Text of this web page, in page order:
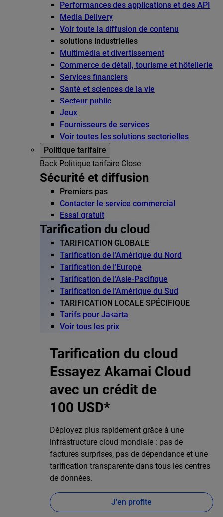
Performances des applications et des API
Media Delivery
Voir toute la diffusion de contenu
solutions industrielles
Multimédia et divertissement
Commerce de détail, tourisme et hôtellerie
Services financiers
Santé et sciences de la vie
Secteur public
Jeux
Fournisseurs de services
Voir toutes les solutions sectorielles
Politique tarifaire
Back Politique tarifaire Close
Sécurité et diffusion
Premiers pas
Contacter le service commercial
Essai gratuit
Tarification du cloud
TARIFICATION GLOBALE
Tarification de l’Amérique du Nord
Tarification de l’Europe
Tarification de l’Asie-Pacifique
Tarification de l’Amérique du Sud
TARIFICATION LOCALE SPÉCIFIQUE
Tarifs pour Jakarta
Voir tous les prix
Tarification du cloud
Essayez Akamai Cloud
avec un crédit de
100 USD*
Déployez plus rapidement grâce à une
infrastructure cloud mondiale : pas de
factures surprises, pas de dépendance et une
tarification transparente dans tous les centres
de données.
J'en profite